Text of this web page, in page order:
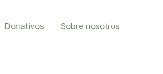
Donativos Sobre nosotros